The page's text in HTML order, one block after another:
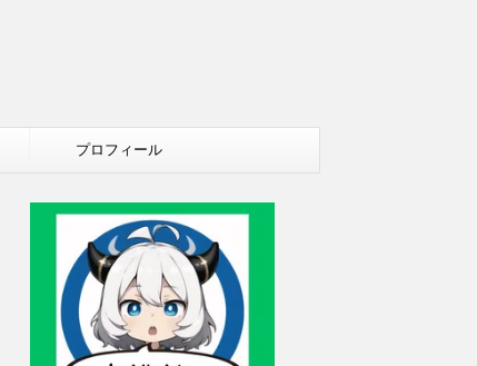
プロフィール